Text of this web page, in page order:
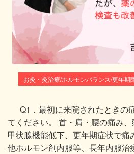
お灸・灸治療/ホルモンバランス/更年
Q1．最初に来院されたときの
てください。 首・肩・腰の痛み
甲状腺機能低下、更年期症状で
他ホルモン剤内服等、長年内服治